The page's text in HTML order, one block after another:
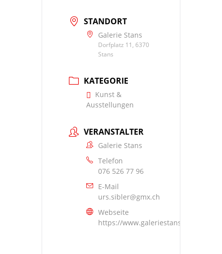
STANDORT
Galerie Stans
Dorfplatz 11, 6370
Stans
KATEGORIE
Kunst &
Ausstellungen
VERANSTALTER
Galerie Stans
Telefon
076 526 77 96
E-Mail
urs.sibler@gmx.ch
Webseite
https://www.galeriestans.ch/